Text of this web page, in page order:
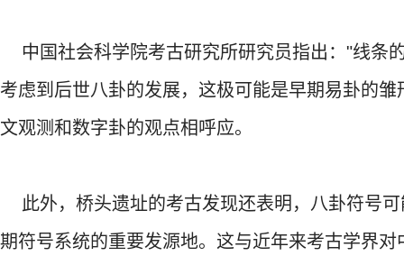
中国社会科学院考古研究所研究员指出："线条
考虑到后世八卦的发展，这极可能是早期易卦的
文观测和数字卦的观点相呼应。
此外，桥头遗址的考古发现还表明，八卦符号
期符号系统的重要发源地。这与近年来考古学界